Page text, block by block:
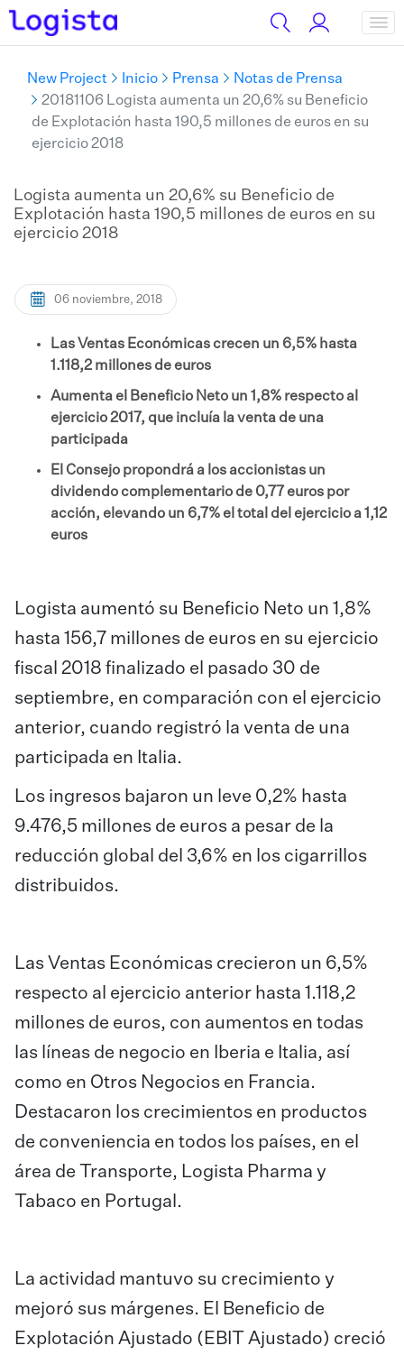
New Project Inicio Prensa
Notas de Prensa
20181106 Logista aumenta un 20,6% su Beneficio
de Explotación hasta 190,5 millones de euros en su
ejercicio 2018
Logista aumenta un 20,6% su Beneficio de
Explotación hasta 190,5 millones de euros en su
ejercicio 2018
06 noviembre, 2018
Las Ventas Económicas crecen un 6,5% hasta
1.118,2 millones de euros
Aumenta el Beneficio Neto un 1,8% respecto al
ejercicio 2017, que incluía la venta de una
participada
El Consejo propondrá a los accionistas un
dividendo complementario de 0,77 euros por
acción, elevando un 6,7% el total del ejercicio a 1,12
euros
Logista aumentó su Beneficio Neto un 1,8%
hasta 156,7 millones de euros en su ejercicio
fiscal 2018 finalizado el pasado 30 de
septiembre, en comparación con el ejercicio
anterior, cuando registró la venta de una
participada en Italia.
Los ingresos bajaron un leve 0,2% hasta
9.476,5 millones de euros a pesar de la
reducción global del 3,6% en los cigarrillos
distribuidos.
Las Ventas Económicas crecieron un 6,5%
respecto al ejercicio anterior hasta 1.118,2
millones de euros, con aumentos en todas
las líneas de negocio en Iberia e Italia, así
como en Otros Negocios en Francia.
Destacaron los crecimientos en productos
de conveniencia en todos los países, en el
área de Transporte, Logista Pharma y
Tabaco en Portugal.
La actividad mantuvo su crecimiento y
mejoró sus márgenes. El Beneficio de
Explotación Ajustado (EBIT Ajustado) creció